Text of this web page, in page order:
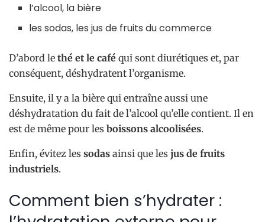
l’alcool, la bière
les sodas, les jus de fruits du commerce
D’abord le thé et le café qui sont diurétiques et, par
conséquent, déshydratent l’organisme.
Ensuite, il y a la bière qui entraîne aussi une
déshydratation du fait de l’alcool qu’elle contient. Il en
est de même pour les boissons alcoolisées.
Enfin, évitez les sodas ainsi que les jus de fruits
industriels.
Comment bien s’hydrater :